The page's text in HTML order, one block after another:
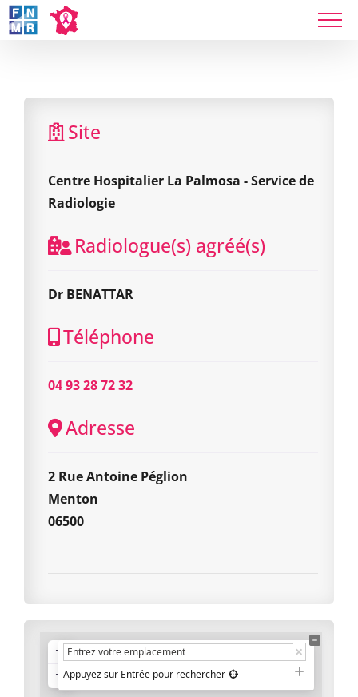
Skip
to
Site
Centre Hospitalier La Palmosa - Service de
Radiologie
Radiologue(s) agréé(s)
Dr BENATTAR
Téléphone
04 93 28 72 32
Adresse
2 Rue Antoine Péglion
Menton
06500
+
−Appuyez sur Entrée pour rechercher